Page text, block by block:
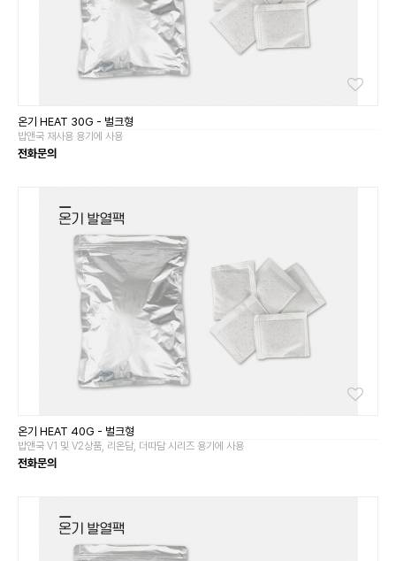
온기 HEAT 30G - 벌크형
밥앤국 재사용 용기에 사용
전화문의
온기 HEAT 40G - 벌크형
밥앤국 V1 및 V2상품, 리온담, 더따담 시리즈 용기에 사용
전화문의